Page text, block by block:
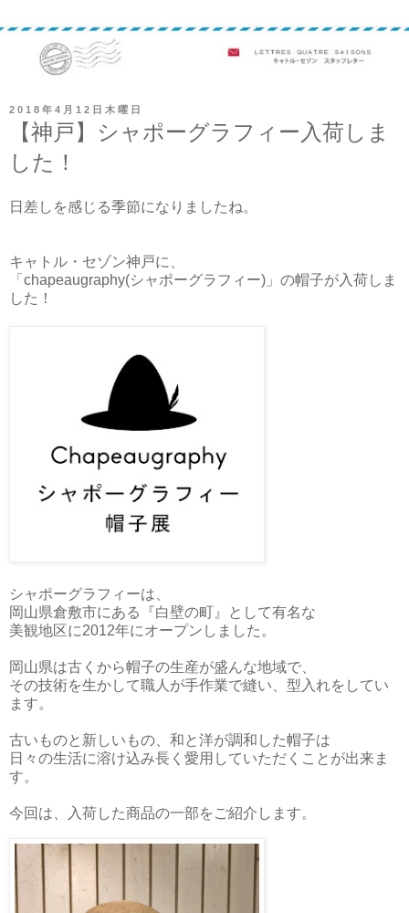
2018年4月12日木曜日
【神戸】シャポーグラフィー入荷しま
した！
日差しを感じる季節になりましたね。
キャトル・セゾン神戸に、
「chapeaugraphy(シャポーグラフィー)」の帽子が入荷しま
した！
シャポーグラフィーは、
岡山県倉敷市にある『白壁の町』として有名な
美観地区に2012年にオープンしました。
岡山県は古くから帽子の生産が盛んな地域で、
その技術を生かして職人が手作業で縫い、型入れをしてい
ます。
古いものと新しいもの、和と洋が調和した帽子は
日々の生活に溶け込み長く愛用していただくことが出来ま
す。
今回は、入荷した商品の一部をご紹介します。